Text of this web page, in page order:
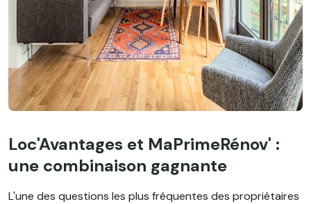
Loc'Avantages et MaPrimeRénov' :
une combinaison gagnante
L'une des questions les plus fréquentes des propriétaires